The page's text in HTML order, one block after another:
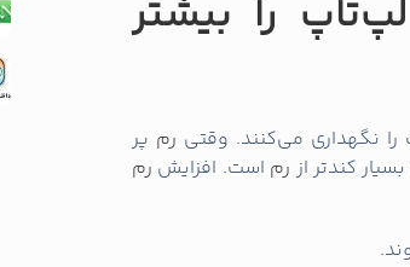
را بیشتر
رم پر
رم است. افزایش رم